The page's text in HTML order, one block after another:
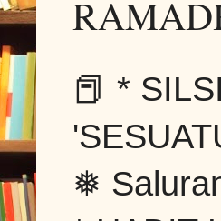
📕 *
❅